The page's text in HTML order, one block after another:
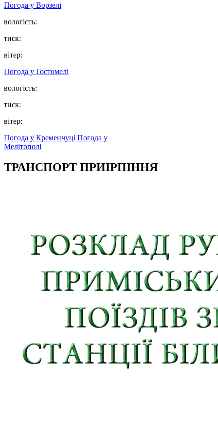
Погода у Ворзелі
вологість:
тиск:
вітер:
Погода у Гостомелі
вологість:
тиск:
вітер:
Погода у Кременчуці Погода у
Мелітополі
ТРАНСПОРТ ПРИІРПІННЯ